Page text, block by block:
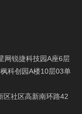
网锐捷科技园A座6层
科创园A楼10层03单
区社区高新南环路42